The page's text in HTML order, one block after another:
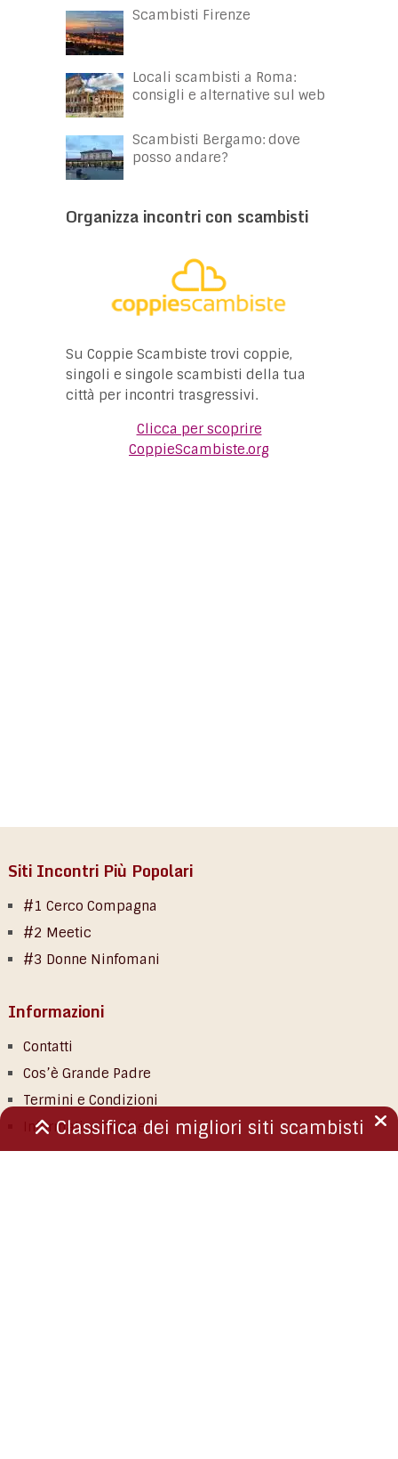
Classifica dei migliori siti scambisti
Scambisti Firenze
Locali scambisti a Roma:
consigli e alternative sul web
Scambisti Bergamo: dove
posso andare?
Organizza incontri con scambisti
Su Coppie Scambiste trovi coppie,
singoli e singole scambisti della tua
città per incontri trasgressivi.
Clicca per scoprire
CoppieScambiste.org
Siti Incontri Più Popolari
#1 Cerco Compagna
#2 Meetic
#3 Donne Ninfomani
Informazioni
Contatti
Cos’è Grande Padre
Termini e Condizioni
Informativa Cookie